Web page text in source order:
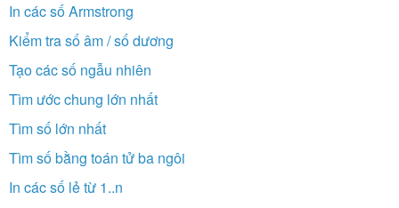
In các số Armstrong
Kiểm tra số âm / số dương
Tạo các số ngẫu nhiên
Tìm ước chung lớn nhất
Tìm số lớn nhất
Tìm số bằng toán tử ba ngôi
In các số lẻ từ 1..n